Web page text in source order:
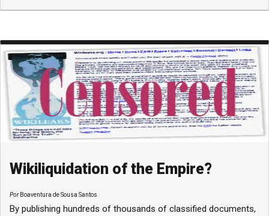
Wikiliquidation of the Empire?
PorBoaventura de Sousa Santos
By publishing hundreds of thousands of classified documents,